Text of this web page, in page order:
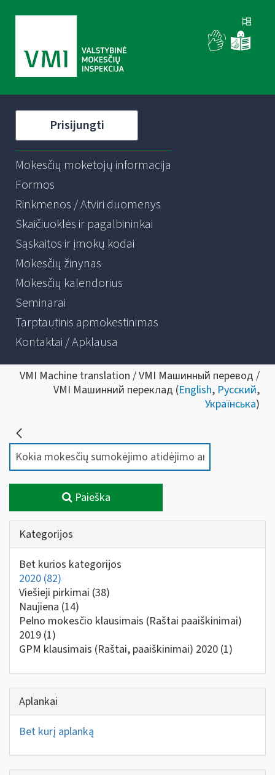
Prisijungti
Mokesčių mokėtojų informacija
Formos
Rinkmenos / Atviri duomenys
Skaičiuoklės ir pagalbininkai
Sąskaitos ir įmokų kodai
Mokesčių žinynas
Mokesčių kalendorius
Seminarai
Tarptautinis apmokestinimas
Kontaktai / Apklausa
VMI Machine translation / VMI Машинный перевод /
VMI Машинний переклад (English, Русский,
Українська)
Paieška
Kategorijos
Bet kurios kategorijos
2020 (82)
Viešieji pirkimai (38)
Naujiena (14)
Pelno mokesčio klausimais (Raštai paaiškinimai)
2019 (1)
GPM klausimais (Raštai, paaiškinimai) 2020 (1)
Aplankai
Bet kurį aplanką